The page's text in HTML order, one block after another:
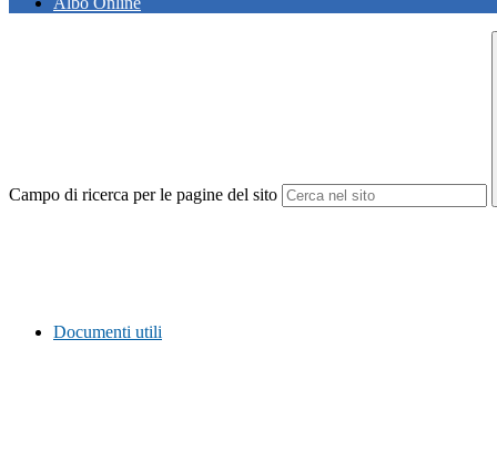
Campo di ricerca per le pagine del sito
Documenti utili